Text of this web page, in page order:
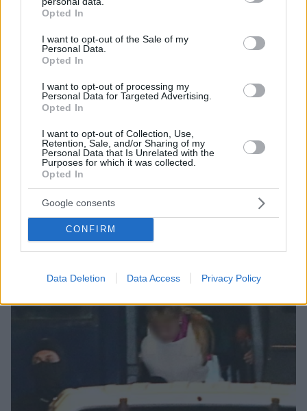
grant or deny consent to Google and its third-party tags to
use your data for below specified purposes in below Google
consent section.
Opted In
I want to opt-out of the Sale of my
Personal Data.
Opted In
I want to opt-out of processing my
Personal Data for Targeted Advertising.
Opted In
I want to opt-out of Collection, Use,
Retention, Sale, and/or Sharing of my
Personal Data that Is Unrelated with the
Purposes for which it was collected.
Opted In
Google consents
CONFIRM
Data Deletion Data Access Privacy Policy
ΠΑΝΟΣ ΛΟΥΚΑΚΟΣ
«πλεονέκτημα»
πριν 37 λεπτά
ΔΕΙΤΕ ΟΛΕΣ ΤΙΣ ΕΙΔΗΣΕΙΣ
ΤΑ ΠΙΟ ΔΗΜΟΦΙΛΗ